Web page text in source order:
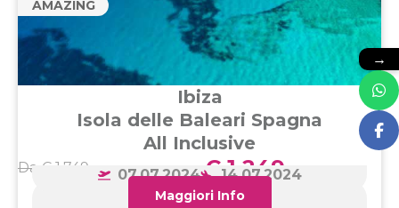
AMAZING
Ibiza
Isola delle Baleari Spagna
All Inclusive
Da € 1.749 € 1.249
8 giorni / 7 notti
07.07.2024 14.07.2024
Maggiori Info
→